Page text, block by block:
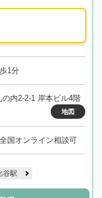
1分
内2-2-1 岸本ビル4階
地図
国オンライン相談可
谷駅